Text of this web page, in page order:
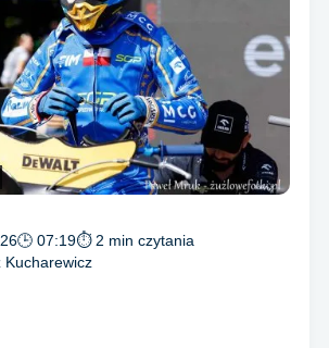
🕒 07:19⏱ 2 min czytania
Kucharewicz